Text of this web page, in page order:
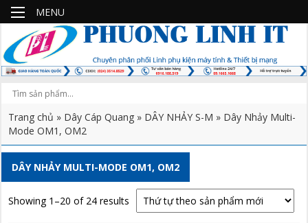
Trang chủ » Dây Cáp Quang » DÂY NHẢY S-M » Dây Nhảy Multi-
Mode OM1, OM2
DÂY NHẢY MULTI-MODE OM1, OM2
Showing 1–20 of 24 results
MENU